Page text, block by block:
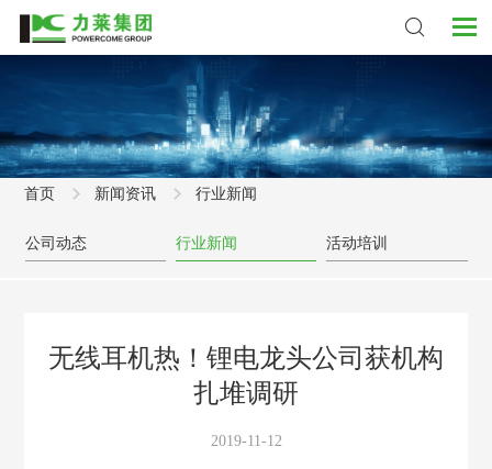
首页 新闻资讯 行业新闻
公司动态 行业新闻 活动培训
无线耳机热！锂电龙头公司获机构
扎堆调研
2019-11-12